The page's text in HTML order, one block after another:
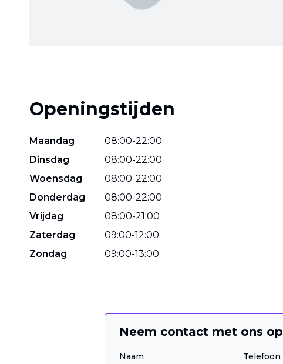
Openingstijden
Maandag 08:00-22:00
Dinsdag
08:00-22:00
Woensdag
08:00-22:00
Donderdag
08:00-22:00
Vrijdag
08:00-21:00
Zaterdag
09:00-12:00
Zondag
09:00-13:00
Neem contact met ons op
Naam Telefoon